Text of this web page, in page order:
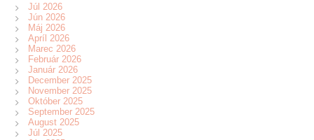
Júl 2026
Jún 2026
Máj 2026
Apríl 2026
Marec 2026
Február 2026
Január 2026
December 2025
November 2025
Október 2025
September 2025
August 2025
Júl 2025